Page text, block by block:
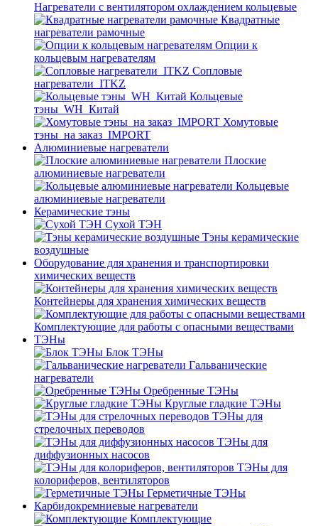
Нагреватели с вентилятором охлаждением кольцевые
Квадратные
нагреватели рамочные
Опции к
кольцевым нагревателям
Cопловые
нагреватели_ITKZ
Кольцевые
тэны_WH_Китай
Хомутовые
тэны_на заказ_IMPORT
Алюминиевые нагреватели
Плоские
алюминиевые нагреватели
Кольцевые
алюминиевые нагреватели
Керамические тэны
Сухой ТЭН
Тэны керамические
воздушные
Оборудование для хранения и транспортировки
химических веществ
Контейнеры для хранения химических веществ
Комплектующие для работы с опасными веществами
ТЭНы
Блок ТЭНы
Гальванические
нагреватели
Оребренные ТЭНы
Круглые гладкие ТЭНы
ТЭНы для
стрелочных переводов
ТЭНы для
диффузионных насосов
ТЭНы для
колориферов, вентиляторов
Герметичные ТЭНы
Карбидокремниевые нагреватели
Комплектующие